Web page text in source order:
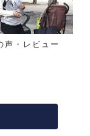
声・レビュー